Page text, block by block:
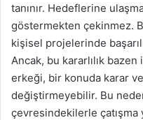
tanınır. Hedeflerine
göstermekten çekinmez.
kişisel projelerinde
Ancak, bu kararlılık
erkeği, bir konuda karar
değiştirmeyebilir. Bu
çevresindekilerle çatışma